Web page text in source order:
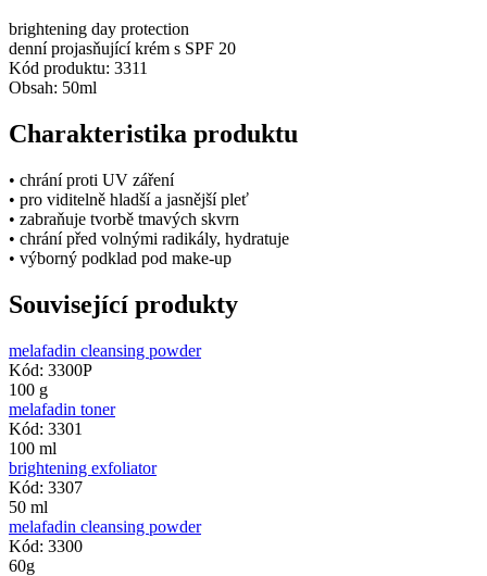
brightening day protection
denní projasňující krém s SPF 20
Kód produktu: 3311
Obsah: 50ml
Charakteristika produktu
• chrání proti UV záření
• pro viditelně hladší a jasnější pleť
• zabraňuje tvorbě tmavých skvrn
• chrání před volnými radikály, hydratuje
• výborný podklad pod make-up
Související produkty
melafadin cleansing powder
Kód: 3300P
100 g
melafadin toner
Kód: 3301
100 ml
brightening exfoliator
Kód: 3307
50 ml
melafadin cleansing powder
Kód: 3300
60g